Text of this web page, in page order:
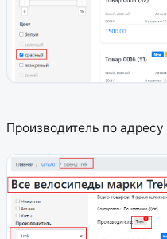
Производитель по адресу